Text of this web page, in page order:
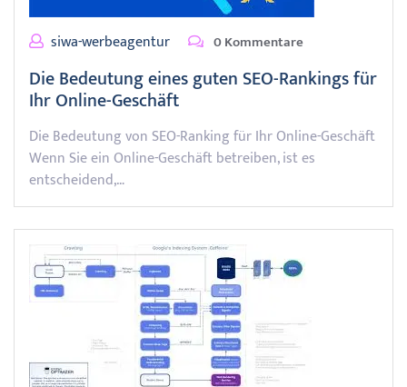
siwa-werbeagentur 0 Kommentare
Die Bedeutung eines guten SEO-Rankings für
Ihr Online-Geschäft
Die Bedeutung von SEO-Ranking für Ihr Online-Geschäft
Wenn Sie ein Online-Geschäft betreiben, ist es
entscheidend,…